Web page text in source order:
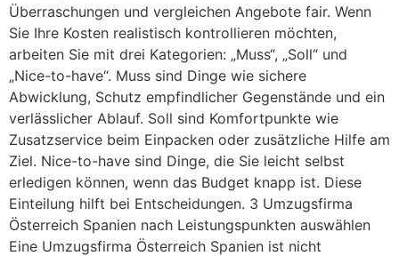
Überraschungen und vergleichen Angebote fair. Wenn
Sie Ihre Kosten realistisch kontrollieren möchten,
arbeiten Sie mit drei Kategorien: „Muss“, „Soll“ und
„Nice-to-have“. Muss sind Dinge wie sichere
Abwicklung, Schutz empfindlicher Gegenstände und ein
verlässlicher Ablauf. Soll sind Komfortpunkte wie
Zusatzservice beim Einpacken oder zusätzliche Hilfe am
Ziel. Nice-to-have sind Dinge, die Sie leicht selbst
erledigen können, wenn das Budget knapp ist. Diese
Einteilung hilft bei Entscheidungen. 3 Umzugsfirma
Österreich Spanien nach Leistungspunkten auswählen
Eine Umzugsfirma Österreich Spanien ist nicht